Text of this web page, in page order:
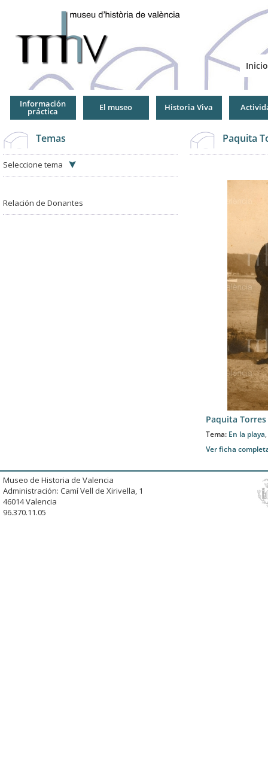
Inicio
Información
práctica El museo Historia Viva
Temas
Seleccione tema
Relación de Donantes
Paquita
Paquita
Tema: En la playa,
Ver ficha
Museo de Historia de Valencia
Administración: Camí Vell de Xirivella, 1
46014 Valencia
96.370.11.05